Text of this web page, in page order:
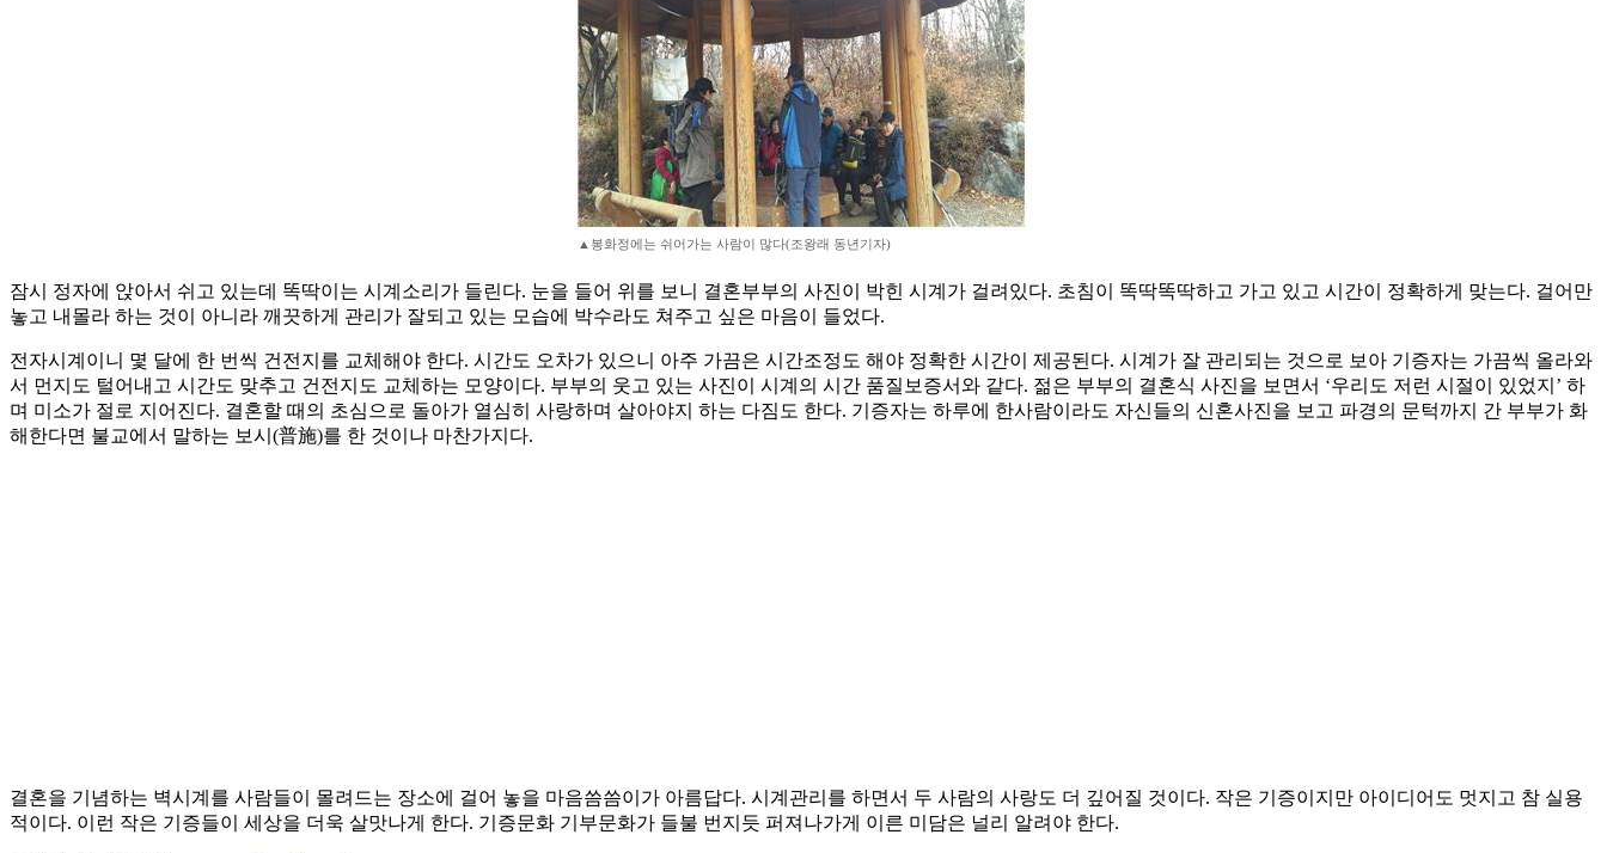
▲봉화정에는 쉬어가는 사람이 많다(조왕래 동년기자)
잠시 정자에 앉아서 쉬고 있는데 똑딱이는 시계소리가 들린다. 눈을 들어 위를 보니 결혼부부의 사진이 박힌 시계가 걸려있다. 초침이 똑딱똑딱하고 가고 있고 시간이 정확하게 맞는다. 걸어만
놓고 내몰라 하는 것이 아니라 깨끗하게 관리가 잘되고 있는 모습에 박수라도 쳐주고 싶은 마음이 들었다.
전자시계이니 몇 달에 한 번씩 건전지를 교체해야 한다. 시간도 오차가 있으니 아주 가끔은 시간조정도 해야 정확한 시간이 제공된다. 시계가 잘 관리되는 것으로 보아 기증자는 가끔씩 올라와
서 먼지도 털어내고 시간도 맞추고 건전지도 교체하는 모양이다. 부부의 웃고 있는 사진이 시계의 시간 품질보증서와 같다. 젊은 부부의 결혼식 사진을 보면서 ‘우리도 저런 시절이 있었지’ 하
며 미소가 절로 지어진다. 결혼할 때의 초심으로 돌아가 열심히 사랑하며 살아야지 하는 다짐도 한다. 기증자는 하루에 한사람이라도 자신들의 신혼사진을 보고 파경의 문턱까지 간 부부가 화
해한다면 불교에서 말하는 보시(普施)를 한 것이나 마찬가지다.
결혼을 기념하는 벽시계를 사람들이 몰려드는 장소에 걸어 놓을 마음씀씀이가 아름답다. 시계관리를 하면서 두 사람의 사랑도 더 깊어질 것이다. 작은 기증이지만 아이디어도 멋지고 참 실용
적이다. 이런 작은 기증들이 세상을 더욱 살맛나게 한다. 기증문화 기부문화가 들불 번지듯 퍼져나가게 이른 미담은 널리 알려야 한다.